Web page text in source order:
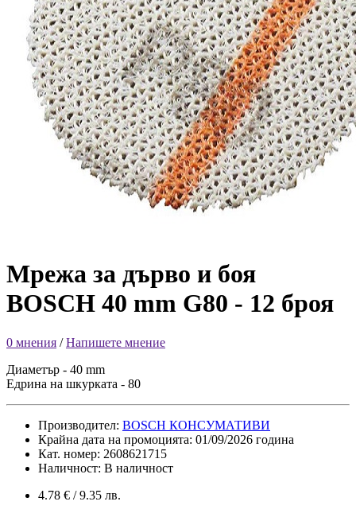
Мрежа за дърво и боя
BOSCH 40 mm G80 - 12 броя
0 мнения /Напишете мнение
Диаметър - 40 mm
Едрина на шкурката - 80
Производител: BOSCH КОНСУМАТИВИ
Крайна дата на промоцията: 01/09/2026 година
Кат. номер: 2608621715
Наличност: В наличност
4.78 € / 9.35 лв.